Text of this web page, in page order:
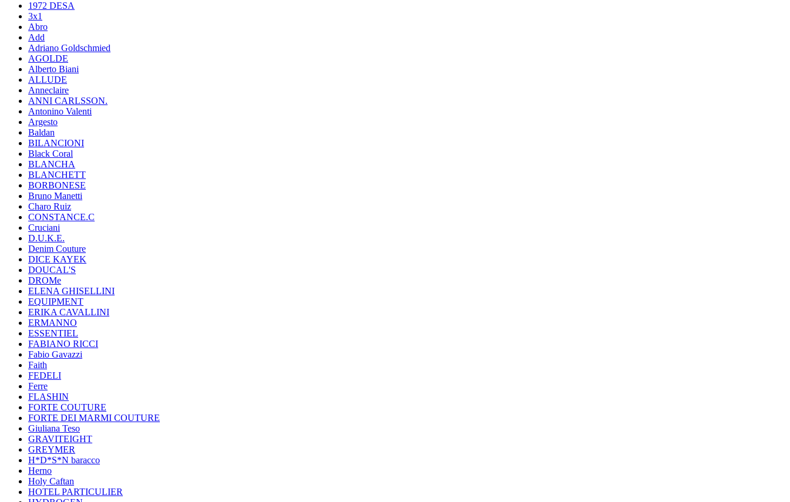
1972 DESA
3x1
Abro
Add
Adriano Goldschmied
AGOLDE
Alberto Biani
ALLUDE
Anneclaire
ANNI CARLSSON.
Antonino Valenti
Argesto
Baldan
BILANCIONI
Black Coral
BLANCHA
BLANCHETT
BORBONESE
Bruno Manetti
Charo Ruiz
CONSTANCE.C
Cruciani
D.U.K.E.
Denim Couture
DICE KAYEK
DOUCAL'S
DROMe
ELENA GHISELLINI
EQUIPMENT
ERIKA CAVALLINI
ERMANNO
ESSENTIEL
FABIANO RICCI
Fabio Gavazzi
Faith
FEDELI
Ferre
FLASHIN
FORTE COUTURE
FORTE DEI MARMI COUTURE
Giuliana Teso
GRAVITEIGHT
GREYMER
H*D*S*N baracco
Herno
Holy Caftan
HOTEL PARTICULIER